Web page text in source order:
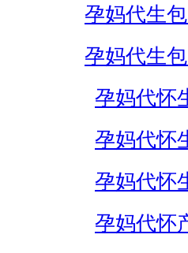
孕妈代生
孕妈代生
孕妈代怀
孕妈代怀
孕妈代怀
孕妈代怀